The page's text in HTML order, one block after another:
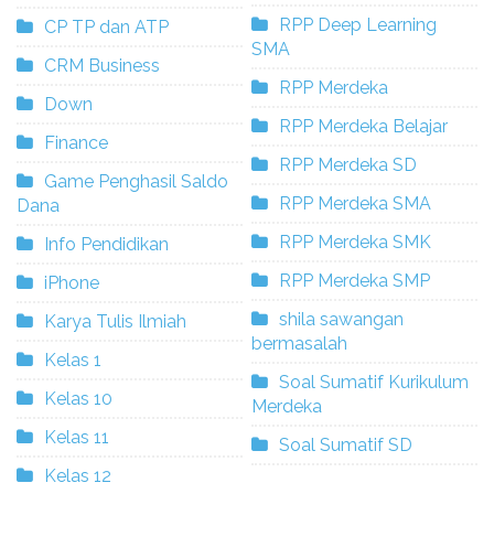
CP TP dan ATP
CRM Business
Down
Finance
Game Penghasil Saldo
Dana
Info Pendidikan
iPhone
Karya Tulis Ilmiah
Kelas 1
Kelas 10
Kelas 11
Kelas 12
RPP Deep Learning
SMA
RPP Merdeka
RPP Merdeka Belajar
RPP Merdeka SD
RPP Merdeka SMA
RPP Merdeka SMK
RPP Merdeka SMP
shila sawangan
bermasalah
Soal Sumatif Kurikulum
Merdeka
Soal Sumatif SD